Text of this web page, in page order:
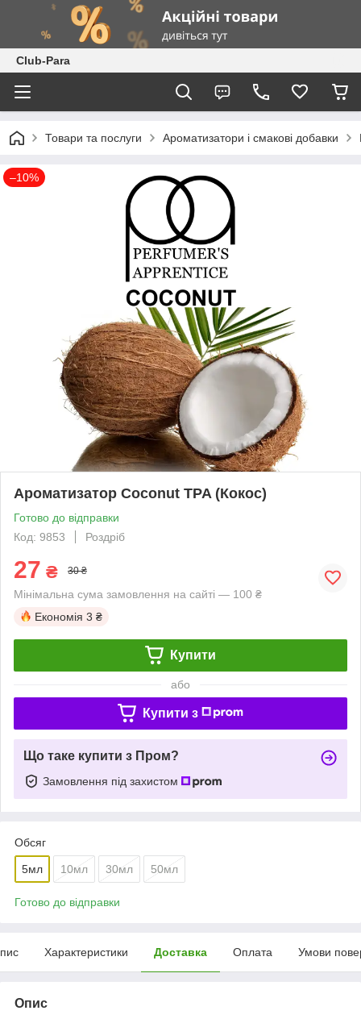
Club-Para
Товари та послуги Ароматизатори і смакові добавки
–10%
Ароматизатор Coconut TPA (Кокос)
Готово до відправки
Код: 9853
Роздріб
27 ₴ 30 ₴
Мінімальна сума замовлення на сайті — 100 ₴
Економія 3 ₴
Купити
або
Купити з
Що таке купити з Пром?
Замовлення під захистом
Обсяг
5мл 10мл 30мл 50мл
Готово до відправки
Характеристики Доставка Оплата Умови
Опис